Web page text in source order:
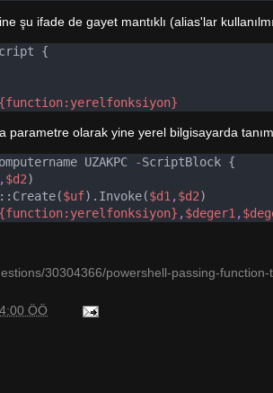
şu ifade de gayet mantıklı (alias'lar
{
parametre olarak yine yerel bilgisayarda
UZAKPC -ScriptBlock {
,$d2)
$uf).Invoke($d1 ,$d2)
,$deger1 ,
30304366/powershell-passing-
ÖÖ